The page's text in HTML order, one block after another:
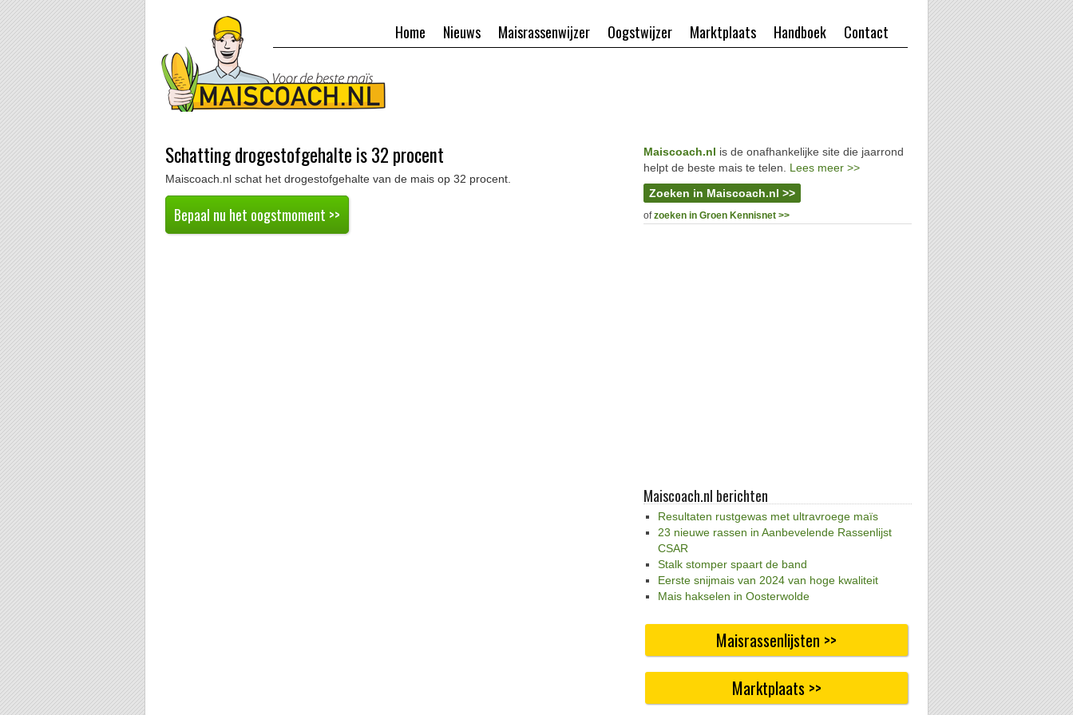
Contact
Handboek
Marktplaats
Oogstwijzer
Maisrassenwijzer
Nieuws
Home
Schatting drogestofgehalte is 32 procent
Maiscoach.nl schat het drogestofgehalte van de mais op 32 procent.
Bepaal nu het oogstmoment >>
Maiscoach.nl is de onafhankelijke site die jaarrond
helpt de beste mais te telen. Lees meer >>
Zoeken in Maiscoach.nl >>
ofzoeken in Groen Kennisnet >>
Maiscoach.nl berichten
Resultaten rustgewas met ultravroege maïs
23 nieuwe rassen in Aanbevelende Rassenlijst
CSAR
Stalk stomper spaart de band
Eerste snijmais van 2024 van hoge kwaliteit
Mais hakselen in Oosterwolde
Maisrassenlijsten >>
Marktplaats >>